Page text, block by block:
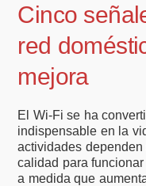
Cinco
red
mejora
El Wi-Fi se ha
indispensable en la
actividades
calidad para
a medida que